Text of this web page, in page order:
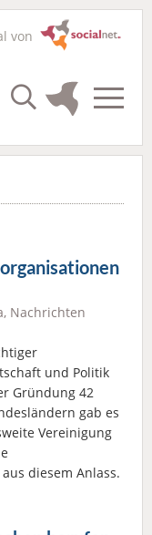
von
, Nachrichten
und Politik
Gründung 42
gab es
Vereinigung
diesem Anlass.